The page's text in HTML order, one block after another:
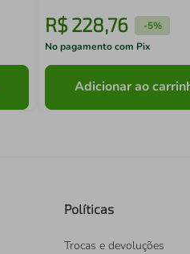
R$ 228,76 -5%
No pagamento com Pix
Adicionar ao
Políticas
Trocas e devoluções